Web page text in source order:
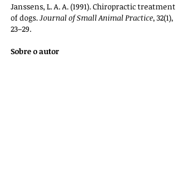
Janssens, L. A. A. (1991). Chiropractic treatment
of dogs. Journal of Small Animal Practice, 32(1),
23–29.
Sobre o autor